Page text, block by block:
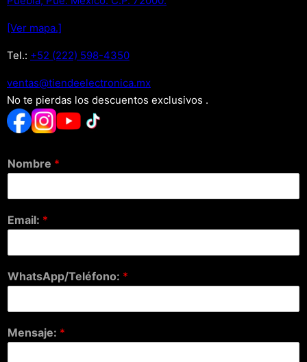
[Ver mapa.]
Tel.: +52 (222) 598-4350
xm.acinortceleedneit@satnev
No te pierdas los descuentos exclusivos .
Nombre *
Email: *
WhatsApp/Teléfono: *
Mensaje: *